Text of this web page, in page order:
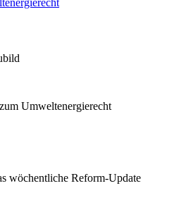
Umweltenergierecht
wöchentliche Reform-Update